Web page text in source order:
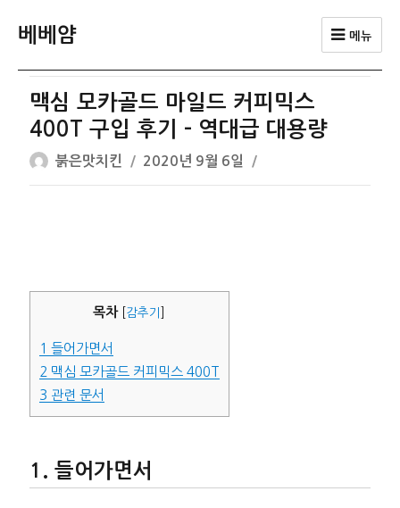
베베얌 메뉴
맥심 모카골드 마일드 커피믹스
400T 구입 후기 – 역대급 대용량
글
쓴
붉은맛치킨
작
성
2020년 9월 6일
목차 감추기
1 들어가면서
2 맥심 모카골드 커피믹스 400T
3 관련 문서
들어가면서